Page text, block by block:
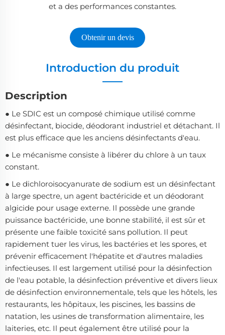
et a des performances constantes.
Obtenir un devis
Introduction du produit
Description
● Le SDIC est un composé chimique utilisé comme
désinfectant, biocide, déodorant industriel et détachant. Il
est plus efficace que les anciens désinfectants d'eau.
● Le mécanisme consiste à libérer du chlore à un taux
constant.
● Le dichloroisocyanurate de sodium est un désinfectant
à large spectre, un agent bactéricide et un déodorant
algicide pour usage externe. Il possède une grande
puissance bactéricide, une bonne stabilité, il est sûr et
présente une faible toxicité sans pollution. Il peut
rapidement tuer les virus, les bactéries et les spores, et
prévenir efficacement l'hépatite et d'autres maladies
infectieuses. Il est largement utilisé pour la désinfection
de l'eau potable, la désinfection préventive et divers lieux
de désinfection environnementale, tels que les hôtels, les
restaurants, les hôpitaux, les piscines, les bassins de
natation, les usines de transformation alimentaire, les
laiteries, etc. Il peut également être utilisé pour la